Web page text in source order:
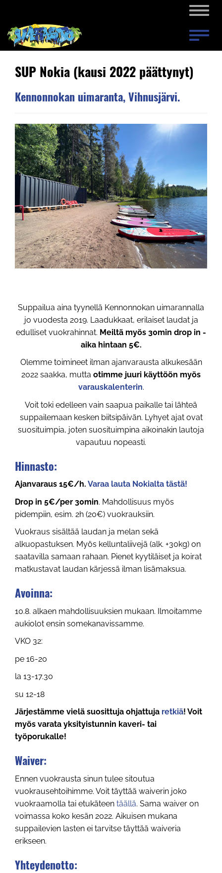
SUP Nokia (kausi 2022 päättynyt)
Kennonnokan uimaranta, Vihnusjärvi.
Suppailua aina tyynellä Kennonnokan uimarannalla
jo vuodesta 2019. Laadukkaat, erilaiset laudat ja
edulliset vuokrahinnat. Meiltä myös 30min drop in -
aika hintaan 5€.
Olemme toimineet ilman ajanvarausta alkukesään
2022 saakka, mutta otimme juuri käyttöön myös
varauskalenterin.
Voit toki edelleen vain saapua paikalle tai lähteä
suppailemaan kesken biitsipäivän. Lyhyet ajat ovat
suosituimpia, joten suosituimpina aikoinakin lautoja
vapautuu nopeasti.
Hinnasto:
Ajanvaraus 15€/h. Varaa lauta Nokialta tästä!
Drop in 5€/per 30min. Mahdollisuus myös
pidempiin, esim. 2h (20€) vuokrauksiin.
Vuokraus sisältää laudan ja melan sekä
alkuopastuksen. Myös kelluntaliivejä (alk. +30kg) on
saatavilla samaan rahaan. Pienet kyytiläiset ja koirat
matkustavat laudan kärjessä ilman lisämaksua.
Avoinna:
10.8. alkaen mahdollisuuksien mukaan. Ilmoitamme
aukiolot ensin somekanavissamme.
VKO 32:
pe 16-20
la 13-17.30
su 12-18
Järjestämme vielä suosittuja ohjattuja retkiä! Voit
myös varata yksityistunnin kaveri- tai
työporukalle!
Waiver:
Ennen vuokrausta sinun tulee sitoutua
vuokrausehtoihimme. Voit täyttää waiverin joko
vuokraamolla tai etukäteen täällä. Sama waiver on
voimassa koko kesän 2022. Aikuisen mukana
suppailevien lasten ei tarvitse täyttää waiveria
erikseen.
Yhteydenotto: